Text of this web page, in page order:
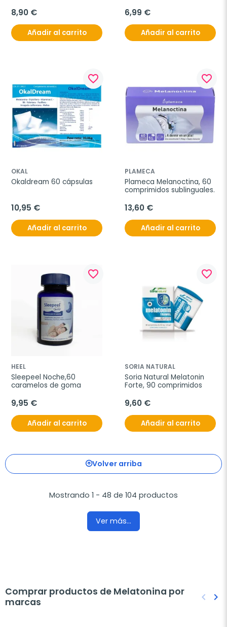
8,90 €
Añadir al carrito
6,99 €
Añadir al carrito
favorite_border
OKAL
Okaldream 60 cápsulas
10,95 €
Añadir al carrito
favorite_border
PLAMECA
Plameca Melanoctina, 60
comprimidos sublinguales.
13,60 €
Añadir al carrito
favorite_border
HEEL
Sleepeel Noche,60
caramelos de goma
9,95 €
Añadir al carrito
favorite_border
SORIA NATURAL
Soria Natural Melatonin
Forte, 90 comprimidos
9,60 €
Añadir al carrito
Volver arriba
Mostrando 1 - 48 de 104 productos
Ver más...
Comprar productos de Melatonina por
marcas
keyboard_arrow_left keyboard_arrow_right